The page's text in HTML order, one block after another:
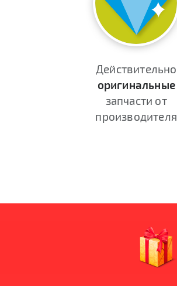
Действительно
оригинальные
запчасти от
производителя